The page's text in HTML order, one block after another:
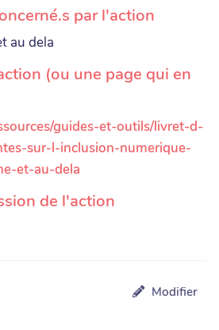
par l'action
au dela
(ou une page qui en
guides-et-outils/livret-d-
sur-l-inclusion-numerique-
et-au-dela
de l'action
Modifier